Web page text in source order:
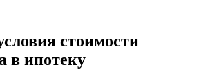
стоимости
в ипотеку